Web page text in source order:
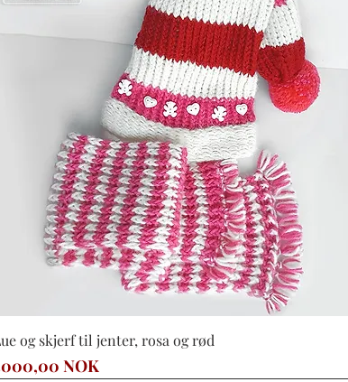
Vista rápida
og skjerf til jenter, rosa og rød
NOK